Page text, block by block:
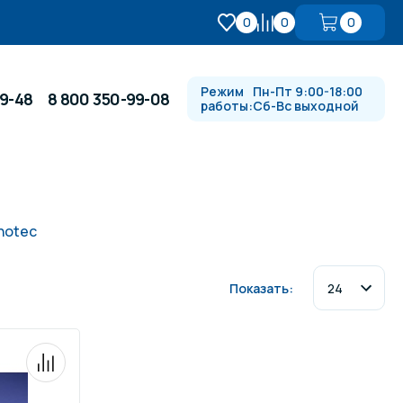
0 0 0
Водопады, водяные пушки и
48 8 800 350-99-08
Режим
работы:
Пн-Пт 9:00-18:00
Сб-Вс выходной
Показать: